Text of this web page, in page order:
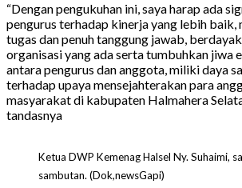
“Dengan pengukuhan ini, saya harap ada
pengurus terhadap kinerja yang lebih baik,
tugas dan penuh tanggung jawab,
organisasi yang ada serta tumbuhkan jiwa
antara pengurus dan anggota, miliki daya
terhadap upaya mensejahterakan para
masyarakat di kabupaten Halmahera
tandasnya
Ketua DWP Kemenag Halsel Ny. Suhaimi,
sambutan. (Dok,newsGapi)